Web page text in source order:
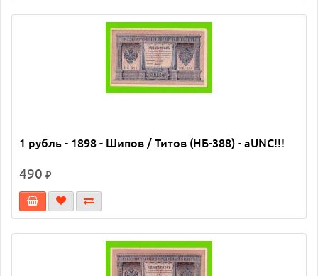
1 рубль - 1898 - Шипов / Титов (НБ-388) - aUNC!!!
490 ₽